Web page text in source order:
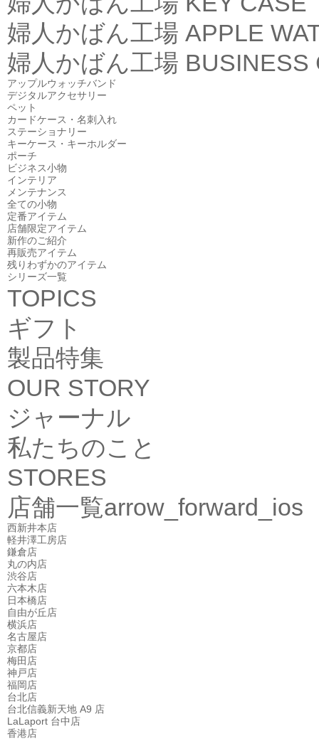
婦人かばん工場 APPLE
婦人かばん工場 BUSINESS
アップルウォッチバンド
デジタルアクセサリー
ペット
カードケース・名刺入れ
ステーショナリー
キーケース・キーホルダー
ポーチ
ビジネス小物
インテリア
メンテナンス
全ての小物
定番アイテム
店舗限定アイテム
新作のご紹介
再販売アイテム
残りわずかのアイテム
シリーズ一覧
TOPICS
ギフト
製品特集
OUR STORY
ジャーナル
私たちのこと
STORES
店舗一覧arrow_forward_ios
西新井本店
軽井澤工房店
鎌倉店
丸の内店
渋谷店
六本木店
日本橋店
自由が丘店
横浜店
名古屋店
京都店
梅田店
神戸店
福岡店
台北店
台北信義新天地 A9 店
LaLaport 台中店
香港店